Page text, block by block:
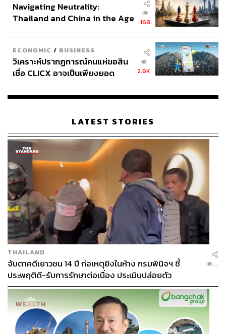
Navigating Neutrality:
Thailand and China in the Age
168
ECONOMIC / BUSINESS
วิเคราะห์ปรากฏการณ์คนแห่ขอสิน
เชื่อ CLICX อาจเป็นเพียงยอด
เรือนไทยที่ถูกซุกไว้
2.6K
LATEST STORIES
THAILAND
จับตาคดีเยาวชน 14 ปี ก่อเหตุยิงในห้าง กรมพินิจฯ ชี้
ประพฤติดี-รับการรักษาต่อเนื่อง ประเมินปล่อยตัว
...